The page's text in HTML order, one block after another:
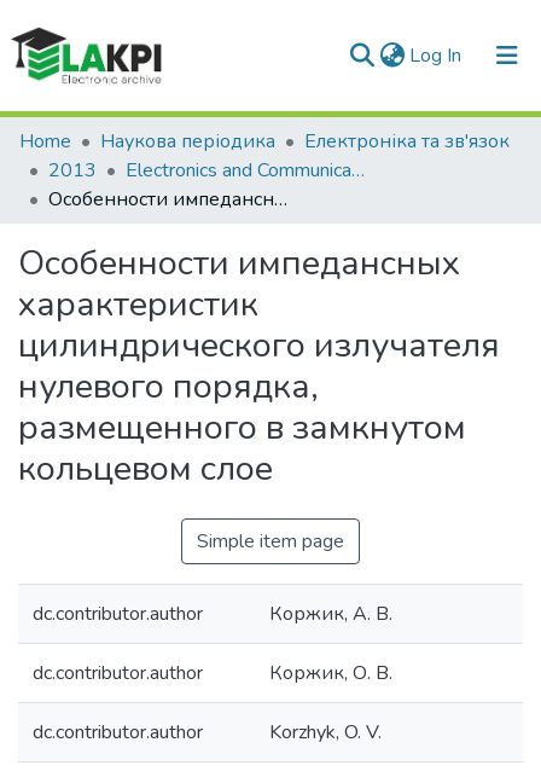
Log In (current)
Communities & Collections
All of DSpace
Home Наукова періодика
Електроніка та зв'язок
2013
Electronics and Communications: научно-технический журнал, № 3(74)
Особенности импедансных характеристик цилиндрического излучателя нулевого порядка, размещенного в замкнутом кольцевом слое
Особенности импедансных
характеристик
цилиндрического излучателя
нулевого порядка,
размещенного в замкнутом
кольцевом слое
Simple item page
dc.contributor.author Коржик, А. В.
dc.contributor.author Коржик, О. В.
dc.contributor.author Korzhyk, O. V.